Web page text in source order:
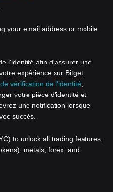
your email address or mobile
l'identité afin d'assurer une
expérience sur Bitget.
vérification de l'identité
votre pièce d'identité et
une notification lorsque
succès.
to unlock all trading features,
metals, forex, and